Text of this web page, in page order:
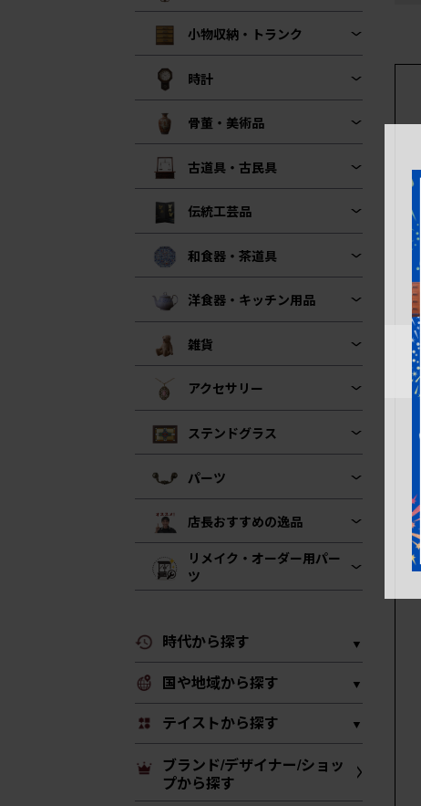
小物収納・トランク
時計
骨董・美術品
古道具・古民具
伝統工芸品
和食器・茶道具
洋食器・キッチン用品
雑貨
アクセサリー
ステンドグラス
パーツ
店長おすすめの逸品
リメイク・オーダー用パー
ツ
時代から探す
国や地域から探す
テイストから探す
ブランド/デザイナー/ショッ
プから探す